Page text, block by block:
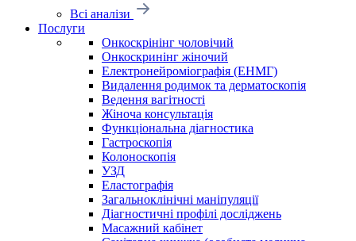
Всі аналізи
Послуги
Онкоскрінінг чоловічий
Онкоскринінг жіночий
Електронейроміографія (ЕНМГ)
Видалення родимок та дерматоскопія
Ведення вагітності
Жіноча консультація
Функціональна діагностика
Гастроскопія
Колоноскопія
УЗД
Еластографія
Загальноклінічні маніпуляції
Діагностичні профілі досліджень
Масажний кабінет